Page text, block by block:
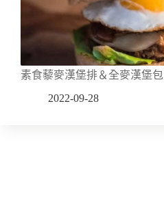
素食藜麥漢堡排＆全麥漢堡包
2022-09-28